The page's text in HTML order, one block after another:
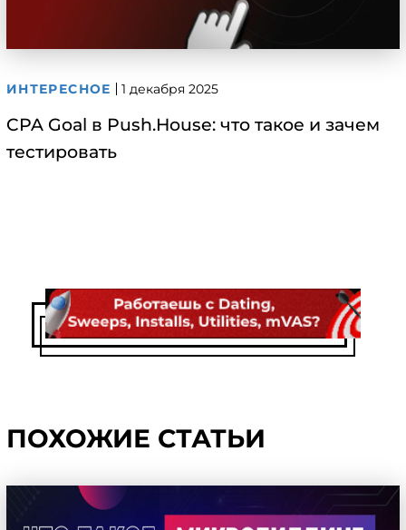
ИНТЕРЕСНОЕ 1 декабря 2025
CPA Goal в Push.House: что такое и зачем
тестировать
ПОХОЖИЕ СТАТЬИ